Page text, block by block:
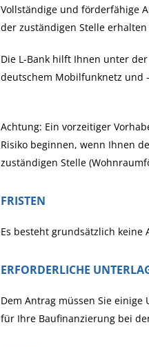
Vollständige und förderfähige
der zuständigen Stelle
Die L-Bank hilft Ihnen unter
deutschem Mobilfunknetz und
Achtung: Ein vorzeitiger
Risiko beginnen, wenn Ihnen
zuständigen Stelle
FRISTEN
Es besteht grundsätzlich keine
ERFORDERLICHE
Dem Antrag müssen Sie
für Ihre Baufinanzierung bei